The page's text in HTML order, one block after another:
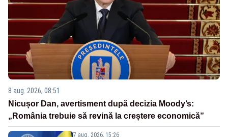
8 aug. 2026, 08:51
Nicușor Dan, avertisment după decizia Moody’s:
„România trebuie să revină la creștere economică”
7 aug. 2026, 15:26